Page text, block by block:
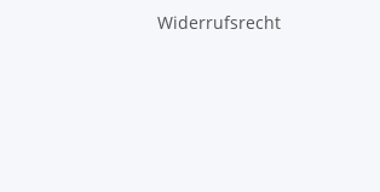
Widerrufsrecht